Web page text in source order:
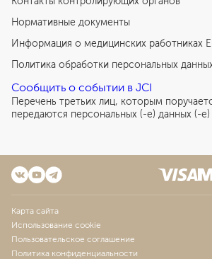
Нормативные документы
Информация о медицинских работниках
Политика обработки персональных
Сообщить о событии в JCI
Перечень третьих лиц, которым
передаются персональных (-е) данных (-е)
Карта сайта
Использование cookie
Пользовательское соглашение
Политика конфиденциальности